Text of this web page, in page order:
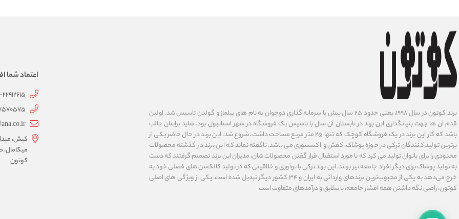
برند کوتون در سال ۱۹۹۸، یعنی حدود ۲۵ سال پیش با سرمایه گذاری دوجوان به نام های ییلماز و گولدن تاسیس شد. اولین
قدم آن ها جهت بنیانگذاری این برند در تابستان آن سال با تاسیس یک فروشگاه در شهر استانبول بود. شاید برایتان جالب
باشد که کار این برند در یک فروشگاه کوچک که تنها ۲۵ متر مربع مساحت داشت، شروع شد. این برند در حال حاضر یکی از
برترین تولید کنندگان ترکی در حوزه پوشاک، کفش و اکسسوری می باشد. ناگفته نماند که این برند در گذشته محصولات
محدودی را برای بانوان تولید می کرد که با مورد استفبال قرار گفتن محصولات شان، مدیران این برند تصمیم گرفتند که دست
به تولید پوشاک برای دیگر افراد جامعه نیز بزنند. این برند ترکی با نوآوری ‌و خلاقیتی که در تولید کالکشن های فصلی خود به
خرج می‌دهد به یکی از محبوب‌ترین برندهای وارداتی به ایران و ۳۴ کشور دیگر تبدیل شده‌ است. یکی از ویژگی های اصلی
کوتون، راضی نگه داشتن همه اقشار جامعه، با سلایق و درآمدهای متفاوت است
اعتماد شما
22912615
کیش،
کوتون